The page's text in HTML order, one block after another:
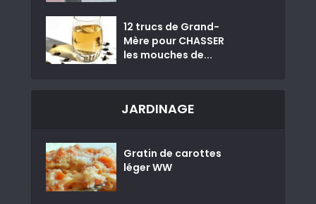
12 trucs de Grand-
Mère pour CHASSER
les mouches de...
JARDINAGE
Gratin de carottes
léger WW